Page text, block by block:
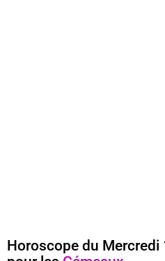
Horoscope du Mercredi